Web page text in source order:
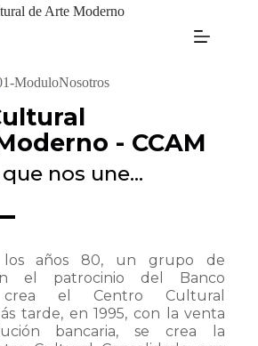
- CCAM
nos une…
años 80, un grupo de
el patrocinio del Banco
crea el Centro Cultural
tarde, en 1995, con la venta
bancaria, se crea la